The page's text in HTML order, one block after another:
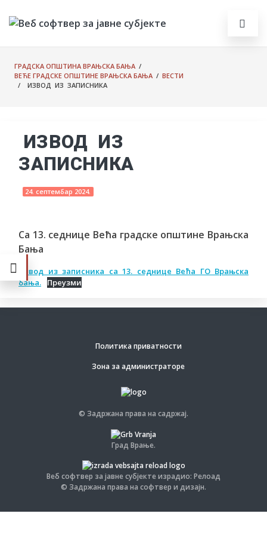
ГРАДСКА ОПШТИНА ВРАЊСКА БАЊА /
ВЕЋЕ ГРАДСКЕ ОПШТИНЕ ВРАЊСКА БАЊА / ВЕСТИ
/ ИЗВОД ИЗ ЗАПИСНИКА
ИЗВОД ИЗ
ЗАПИСНИКА
24. септембар 2024.
Са 13. седнице Већа градске општине Врањска
Бања
Извод из записника са 13. седнице Већа ГО Врањска
бања.
Преузми
Политика приватности
Зона за администраторе
© Задржана права на садржај.
Град Врање.
Веб софтвер за јавне субјекте израдио: Релоад
© Задржана права на софтвер и дизајн.